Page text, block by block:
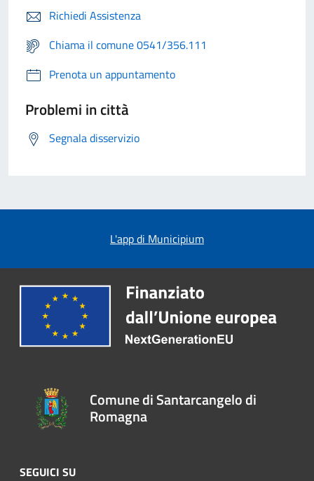
Richiedi Assistenza
Chiama il comune 0541/356.111
Prenota un appuntamento
Problemi in città
Segnala disservizio
L'app di Municipium
Comune di Santarcangelo di
Romagna
SEGUICI SU